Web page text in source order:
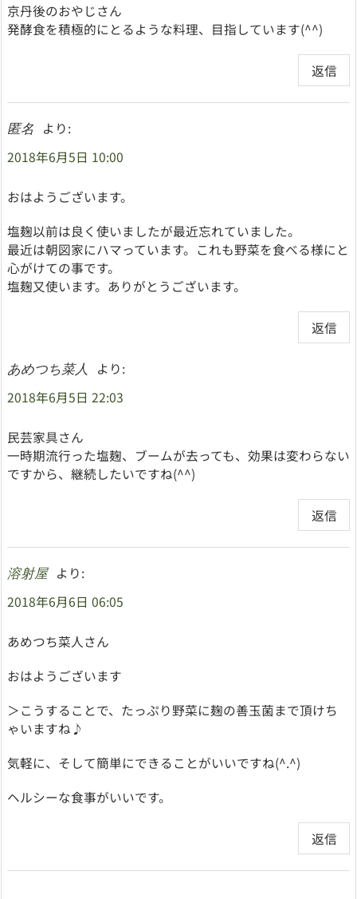
京丹後のおやじさん
発酵食を積極的にとるような料理、目指しています(^^)
返信
匿名
より:
2018年6月5日 10:00
おはようございます。
塩麹以前は良く使いましたが最近忘れていました。
最近は朝図家にハマっています。これも野菜を食べる様にと
心がけての事です。
塩麹又使います。ありがとうございます。
返信
あめつち菜人
より:
2018年6月5日 22:03
民芸家具さん
一時期流行った塩麹、ブームが去っても、効果は変わらない
ですから、継続したいですね(^^)
返信
溶射屋
より:
2018年6月6日 06:05
あめつち菜人さん
おはようございます
＞こうすることで、たっぷり野菜に麹の善玉菌まで頂けち
ゃいますね♪
気軽に、そして簡単にできることがいいですね(^.^)
ヘルシーな食事がいいです。
返信